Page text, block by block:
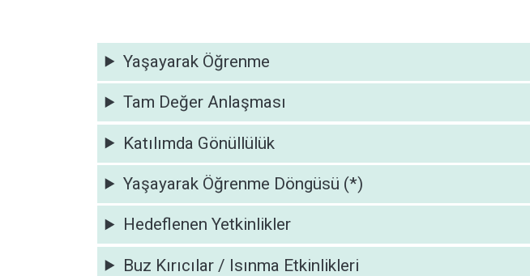
Yaşayarak Öğrenme
Tam Değer Anlaşması
Katılımda Gönüllülük
Yaşayarak Öğrenme Döngüsü (*)
Hedeflenen Yetkinlikler
Buz Kırıcılar / Isınma Etkinlikleri